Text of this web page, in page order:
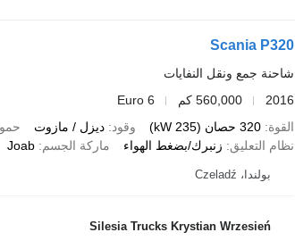
Scania P320
شاحنة جمع ونقل النفايات
2016
560,000 كم
Euro 6
القوة 320 حصان (235 kW) وقود ديزل / مازوت
نظام التعليق
زنبرك/بضغط الهواء ماركة الجسم Joab
بولندا، Czeladź
Silesia Trucks Krystian Wrzesień